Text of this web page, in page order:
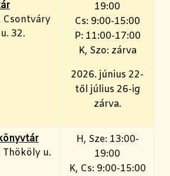
Csontváry
32.
19:00
Cs: 9:00-15:00
P: 11:00-17:00
K, Szo: zárva
2026. június 22-
től július 26-ig
zárva.
Thököly u.
H, Sze: 13:00-
19:00
K, Cs: 9:00-15:00